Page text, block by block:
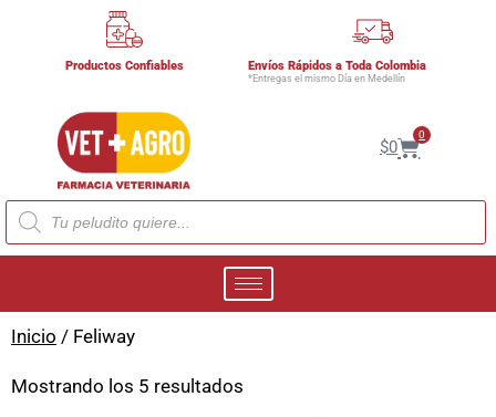
Productos Confiables Envíos Rápidos a Toda Colombia
*Entregas el mismo Día en Medellín
$0
0
Inicio / Feliway
Mostrando los 5 resultados